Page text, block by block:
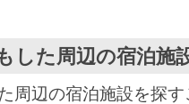
した周辺の宿泊施
周辺の宿泊施設を探す